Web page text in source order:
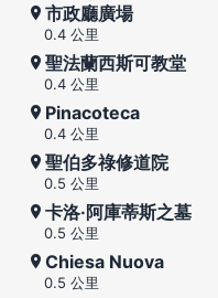
市政廳廣場
0.4 公里
聖法蘭西斯可教堂
0.4 公里
Pinacoteca
0.4 公里
聖伯多祿修道院
0.5 公里
卡洛·阿庫蒂斯之墓
0.5 公里
Chiesa Nuova
0.5 公里